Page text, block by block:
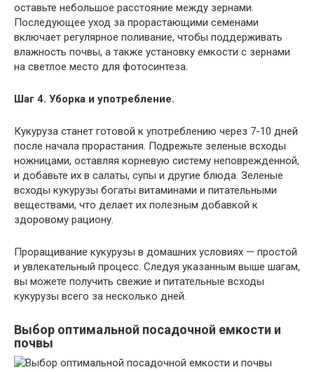
оставьте небольшое расстояние между зернами.
Последующее уход за прорастающими семенами
включает регулярное поливание, чтобы поддерживать
влажность почвы, а также установку емкости с зернами
на светлое место для фотосинтеза.
Шаг 4. Уборка и употребление.
Кукуруза станет готовой к употреблению через 7-10 дней
после начала прорастания. Подрежьте зеленые всходы
ножницами, оставляя корневую систему неповрежденной,
и добавьте их в салаты, супы и другие блюда. Зеленые
всходы кукурузы богаты витаминами и питательными
веществами, что делает их полезным добавкой к
здоровому рациону.
Проращивание кукурузы в домашних условиях — простой
и увлекательный процесс. Следуя указанным выше шагам,
вы можете получить свежие и питательные всходы
кукурузы всего за несколько дней.
Выбор оптимальной посадочной емкости и
почвы